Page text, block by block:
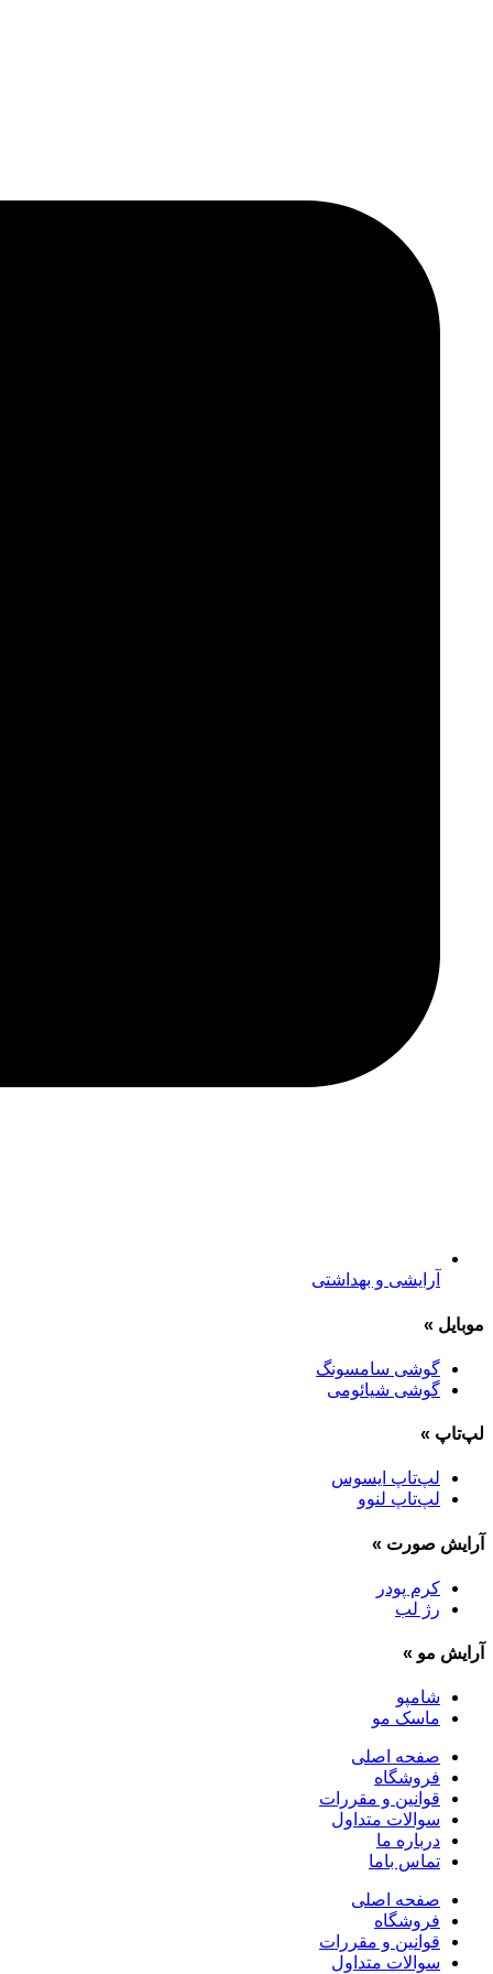
آرایشی و بهداشتی
موبایل »
گوشی سامسونگ
گوشی شیائومی
لپ‌تاپ »
لپ‌تاپ ایسوس
لپ‌تاپ لنوو
آرایش صورت »
کرم پودر
رژ لب
آرایش مو »
شامپو
ماسک مو
صفحه اصلی
فروشگاه
قوانین و مقررات
سوالات متداول
درباره ما
تماس باما
صفحه اصلی
فروشگاه
قوانین و مقررات
سوالات متداول